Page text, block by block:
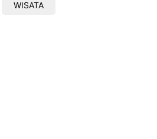
WISATA